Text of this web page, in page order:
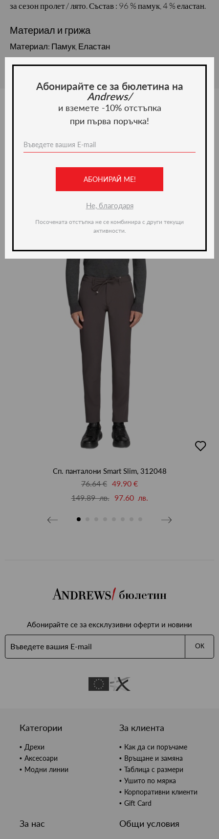
за сезон пролет / лято. Състав : 96 % памук, 4 % еластан.
Материал и грижа
Материал: Памук, Еластан
Ние препоръчваме
в
Сп. панталони Smart Slim, 312048
76.64 € 49.90 €
149.89 лв.
97.60 лв.
бюлетин
Абонирайте се за ексклузивни оферти и новини
ОК
Категории
Дрехи
Аксесоари
Модни линии
За клиента
Как да си поръчаме
Връщане и замяна
Таблица с размери
Ушито по мярка
Корпоративни клиенти
Gift Card
За нас Общи условия
Абонирайте се за бюлетина на
Andrews/
и вземете -10% отстъпка
при първа поръчка!
АБОНИРАЙ МЕ!
Не, благодаря
Посочената отстъпка не се комбинира с други текущи
активности.